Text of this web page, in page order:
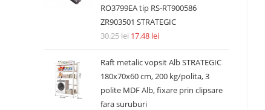
RO3799EA tip RS-RT900586
ZR903501 STRATEGIC
30.25lei 17.48 lei
Raft metalic vopsit Alb STRATEGIC
180x70x60 cm, 200 kg/polita, 3
polite MDF Alb, fixare prin clipsare
fara suruburi